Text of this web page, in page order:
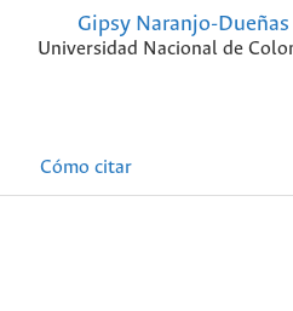
Gipsy Naranjo-Dueñas
Universidad Nacional de
Cómo citar